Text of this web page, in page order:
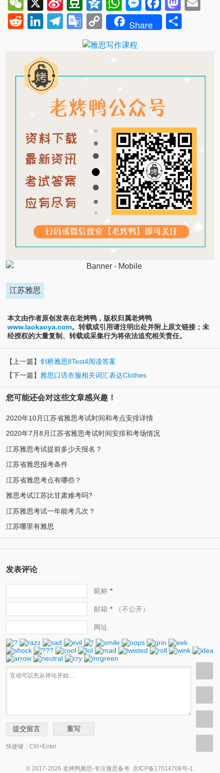
Weibo
RedditLinkedIn
Telegram
Google
Translate
Copy
Link
Share
江苏雅思
本文由作者原创发表在老烤鸭，版权归属老烤鸭
www.laokaoya.com。转载或引用请注明出处并附上原文链接；未
经授权的大量复制、转载或采集行为将依法追究相关责任。
【上一篇】 剑桥雅思8Test4阅读答案
【下一篇】 雅思口语衣服相关词汇表达Clothes
您可能还会对这些文章感兴趣！
2020年10月江苏省雅思考试时间和考点安排详情
2020年7月8月江苏省雅思考试时间安排和考场情况
江苏雅思考试提前多少天报名？
江苏省雅思报考条件
江苏省雅思考点有哪些？
雅思考试江苏比甘肃难考吗?
江苏雅思考试一年能考几次？
江苏哪里有雅思
发表评论
昵称*
邮箱 *（不公开）
网址
快捷键：Ctrl+Enter
© 2017-2026 老烤鸭雅思-专注雅思备考. 京ICP备17014708号-1.